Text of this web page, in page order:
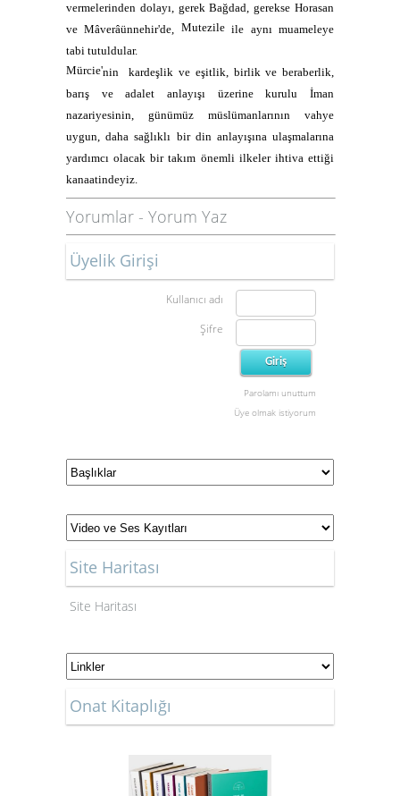
vermelerinden dolayı, gerek Bağdad, gerekse Horasan
ve Mâverâünnehir'de, Mutezileile aynı muameleye
tabi tutuldular.
Mürcie'nin
kardeşlik ve eşitlik, birlik ve beraberlik,
barış ve adalet anlayışı üzerine kurulu İman
nazariyesinin, günümüz müslümanlarının vahye
uygun, daha sağlıklı bir din anlayışına ulaşmalarına
yardımcı olacak bir takım önemli ilkeler ihtiva ettiği
kanaatindeyiz.
Yorumlar - Yorum Yaz
Üyelik Girişi
Kullanıcı adı
Şifre
Parolamı unuttum
Üye olmak istiyorum
Site Haritası
Site Haritası
Onat Kitaplığı